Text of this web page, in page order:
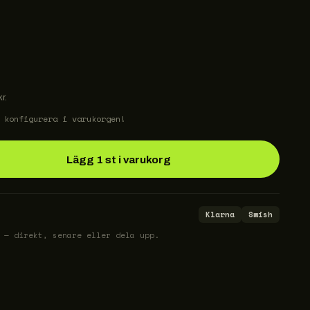
i varukorgen!
Lägg 1 st i varukorg
Klarna
Swish
— direkt, senare eller dela upp.